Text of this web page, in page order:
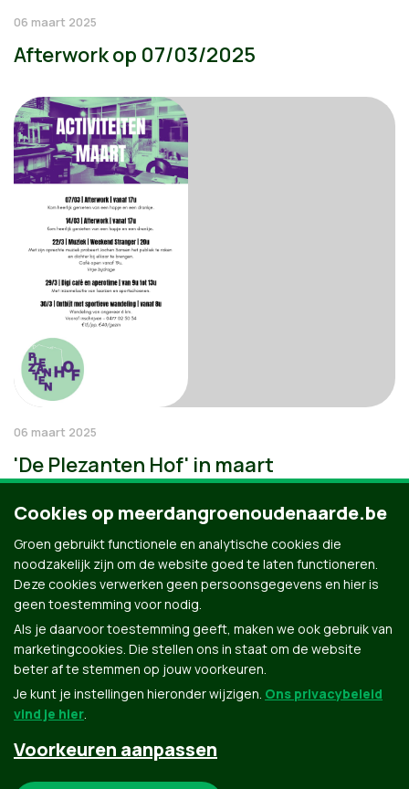
06 maart 2025
Afterwork op 07/03/2025
06 maart 2025
'De Plezanten Hof' in maart
Groen.be
Cookies op meerdangroenoudenaarde.be
Groen gebruikt functionele en analytische cookies die
noodzakelijk zijn om de website goed te laten functioneren.
Deze cookies verwerken geen persoonsgegevens en hier is
geen toestemming voor nodig.
Als je daarvoor toestemming geeft, maken we ook gebruik van
marketingcookies. Die stellen ons in staat om de website
beter af te stemmen op jouw voorkeuren.
Je kunt je instellingen hieronder wijzigen. Ons privacybeleid
vind je hier.
Voorkeuren aanpassen